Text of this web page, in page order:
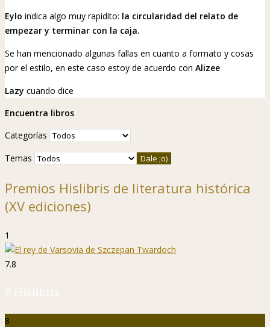
Eylo indica algo muy rapidito: la circularidad del relato de
empezar y terminar con la caja.
Se han mencionado algunas fallas en cuanto a formato y cosas
por el estilo, en este caso estoy de acuerdo con Alizee
Lazy cuando dice
Encuentra libros
Categorías
Temas
Premios Hislibris de literatura histórica
(XV ediciones)
1
7.8
P. Hislibris
8